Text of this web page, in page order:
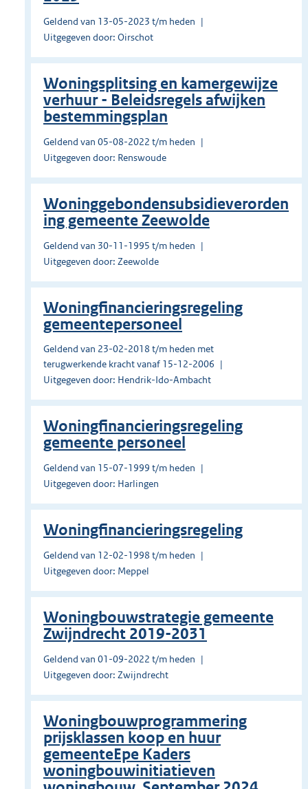
Geldend van 13-05-2023 t/m heden
Uitgegeven door: Oirschot
Woningsplitsing en kamergewijze
verhuur - Beleidsregels afwijken
bestemmingsplan
Geldend van 05-08-2022 t/m heden
Uitgegeven door: Renswoude
Woninggebondensubsidieverorden
ing gemeente Zeewolde
Geldend van 30-11-1995 t/m heden
Uitgegeven door: Zeewolde
Woningfinancieringsregeling
gemeentepersoneel
Geldend van 23-02-2018 t/m heden met
terugwerkende kracht vanaf 15-12-2006
Uitgegeven door: Hendrik-Ido-Ambacht
Woningfinancieringsregeling
gemeente personeel
Geldend van 15-07-1999 t/m heden
Uitgegeven door: Harlingen
Woningfinancieringsregeling
Geldend van 12-02-1998 t/m heden
Uitgegeven door: Meppel
Woningbouwstrategie gemeente
Zwijndrecht 2019-2031
Geldend van 01-09-2022 t/m heden
Uitgegeven door: Zwijndrecht
Woningbouwprogrammering
prijsklassen koop en huur
gemeenteEpe Kaders
woningbouwinitiatieven